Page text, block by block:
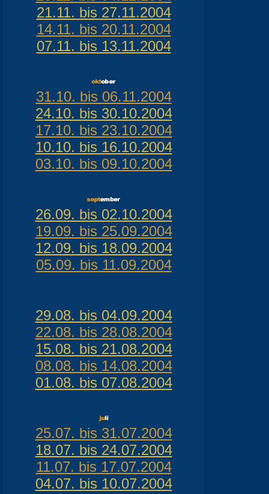
21.11. bis 27.11.2004
14.11. bis 20.11.2004
07.11. bis 13.11.2004
31.10. bis 06.11.2004
24.10. bis 30.10.2004
17.10. bis 23.10.2004
10.10. bis 16.10.2004
03.10. bis 09.10.2004
26.09. bis 02.10.2004
19.09. bis 25.09.2004
12.09. bis 18.09.2004
05.09. bis 11.09.2004
29.08. bis 04.09.2004
22.08. bis 28.08.2004
15.08. bis 21.08.2004
08.08. bis 14.08.2004
01.08. bis 07.08.2004
25.07. bis 31.07.2004
18.07. bis 24.07.2004
11.07. bis 17.07.2004
04.07. bis 10.07.2004